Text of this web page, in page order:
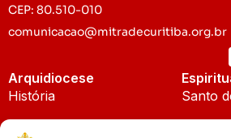
CEP: 80.510-010
comunicacao@mitradecuritiba.org.br
Arquidiocese
História
Padroeira
Santo